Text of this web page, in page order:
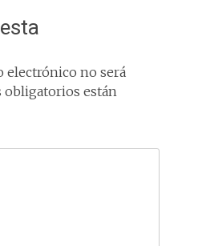
electrónico no será
obligatorios están